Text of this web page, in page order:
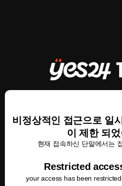
비정상적인 접근으로 일
이 제한 되
현재 접속하신 단말에서는
Restricted
your access has been